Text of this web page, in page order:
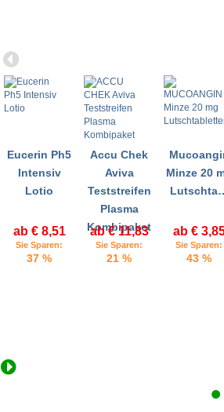
Eucerin Ph5
Intensiv
Lotio
ab € 8,51
Sie Sparen:
37 %
Accu Chek
Aviva
Teststreifen
Plasma
Kombipaket
ab € 11,83
Sie Sparen:
21 %
Minze 20
ab €
Sie Sparen:
43 %